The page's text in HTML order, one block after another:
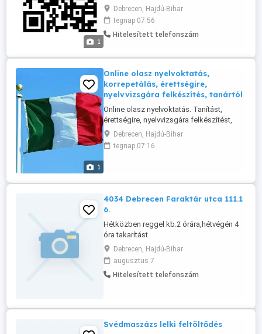
1
tárhely kezelése, lassú, nem megfelelően
működő asztali gépen, laptopon a
Windows rendszer helyrepofozása, sőt
médialejátszó, egyéb kütyü, Linuxos VPS,
feladatok - beállítás, telepítés, adatbázis,
Debrecen, Hajdú-Bihar
tegnap 07:56
Hitelesített telefonszám
1
Online olasz nyelvoktatás,
korrepetálás, érettségire,
nyelvvizsgára felkészítés, tanártól
Online olasz nyelvoktatás. Tanítást,
érettségire, nyelvvizsgára felkészítést,
korrepetálást vállalok. Olasz nyelv és
irodalom szakos bölcsész és
középiskolai tanári diplomámat a Pécsi
Milánóban éltem, később a munkám révén
Bolognában ...
Debrecen, Hajdú-Bihar
tegnap 07:16
4034 Debrecen Faraktár utca 111.1
6.
Hétközben reggel kb.2 órára,hétvégén 4
óra takarítást
vállalok.Telefonszámom:06703073744
Debrecen, Hajdú-Bihar
augusztus 7
Hitelesített telefonszám
Svédmaszázs lelki feltöltődés